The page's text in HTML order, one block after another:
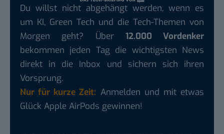
Du willst nicht abgehängt werden, wenn es
um KI, Green Tech und die Tech-Themen von
Morgen geht? Über 12.000 Vordenker
bekommen jeden Tag die wichtigsten News
direkt in die Inbox und sichern sich ihren
Vorsprung.
Nur für kurze Zeit: Anmelden und mit etwas
Glück Apple AirPods gewinnen!